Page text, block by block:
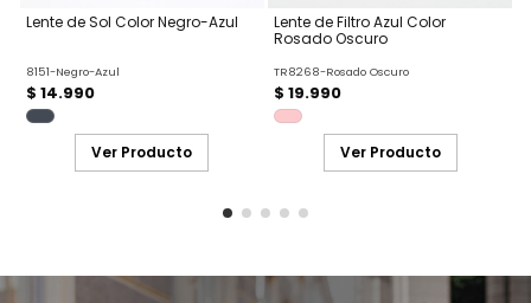
Lente de Sol Color Negro-Azul
8151-Negro-Azul
$ 14.990
Ver Producto
Lente de Filtro Azul Color
Rosado Oscuro
TR8268-Rosado Oscuro
$ 19.990
Ver Producto